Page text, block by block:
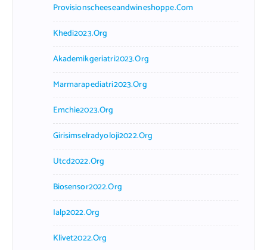
Provisionscheeseandwineshoppe.com
Khedi2023.org
Akademikgeriatri2023.org
Marmarapediatri2023.org
Emchie2023.org
Girisimselradyoloji2022.org
Utcd2022.org
Biosensor2022.org
Ialp2022.org
Klivet2022.org